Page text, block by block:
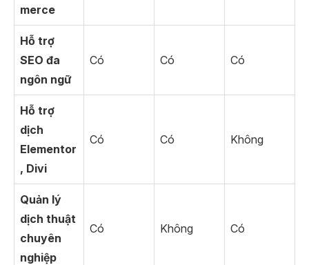
merce
Hỗ trợ
SEO đa
ngôn ngữ
Có Có Có
Hỗ trợ
dịch
Elementor
, Divi
Có Có Không
Quản lý
dịch thuật
chuyên
nghiệp
Có Không Có